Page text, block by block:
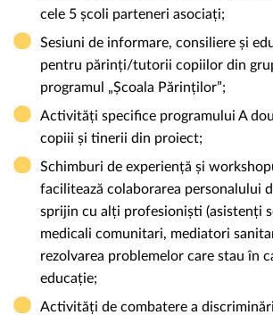
cele 5 școli parteneri asociați;
Sesiuni de informare, consiliere și
pentru părinți/tutorii copiilor din
programul „Școala Părinților”;
Activități specifice programului A
copiii și tinerii din proiect;
Schimburi de experiență și
facilitează colaborarea personalului
sprijin cu alți profesioniști (asistenți
medicali comunitari, mediatori
rezolvarea problemelor care stau în
educație;
Activități de combatere a